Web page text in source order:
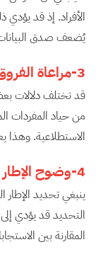
الأفراد. إذ قد يؤدي
يُضعف صدق
3-مراعاة الفروق الثقافية
قد تختلف دلالات
من حياد المفردات
الاستطلاعية. وهذا
4-وضوح الإطار الزمني
ينبغي تحديد
التحديد قد يؤدي
المقارنة بين